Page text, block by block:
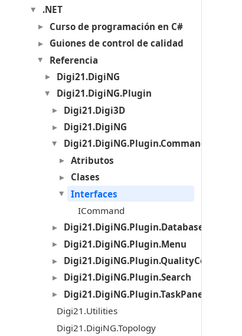
.NET
Curso de programación en C#
Guiones de control de calidad
Referencia
Digi21.DigiNG
Digi21.DigiNG.Plugin
Digi21.Digi3D
Digi21.DigiNG
Digi21.DigiNG.Plugin.Commands
Atributos
Clases
Interfaces
ICommand
Digi21.DigiNG.Plugin.Databases
Digi21.DigiNG.Plugin.Menu
Digi21.DigiNG.Plugin.QualityControl
Digi21.DigiNG.Plugin.Search
Digi21.DigiNG.Plugin.TaskPanel
Digi21.Utilities
Digi21.DigiNG.Topology